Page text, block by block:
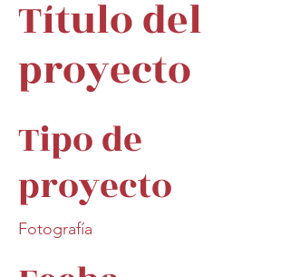
Título del
proyecto
Tipo de
proyecto
Fotografía